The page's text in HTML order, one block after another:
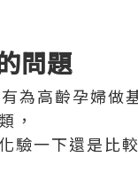
問題
為高齡孕婦做
，
驗一下還是比